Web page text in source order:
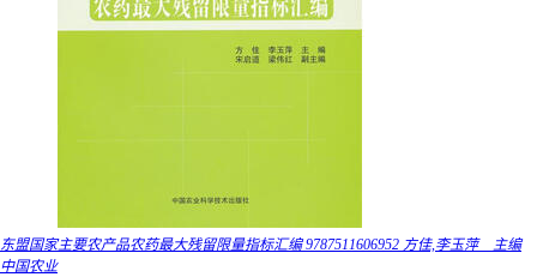
东盟国家主要农产品农药最大残留限量指标汇编 9787511606952 方佳,李玉萍 主编
中国农业